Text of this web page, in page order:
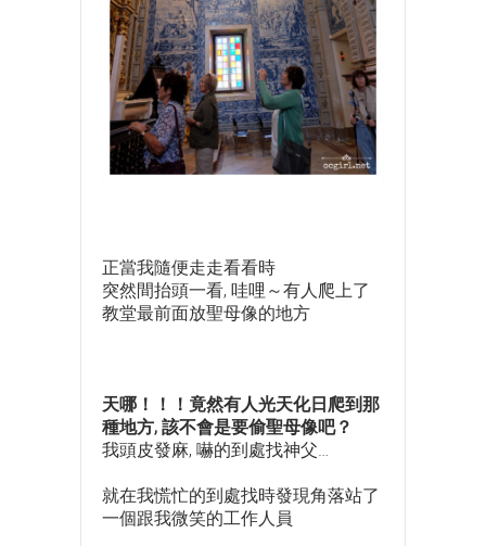
正當我隨便走走看看時
突然間抬頭一看, 哇哩～有人爬上了
教堂最前面放聖母像的地方
天哪！！！竟然有人光天化日爬到那
種地方, 該不會是要偷聖母像吧？
我頭皮發麻, 嚇的到處找神父…
就在我慌忙的到處找時發現角落站了
一個跟我微笑的工作人員